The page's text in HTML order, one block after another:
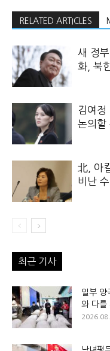
RELATED ARTICLES
새 정
화, 북
김여정
논의할
北, 아
비난
최근 기사
일부 양
와 다를